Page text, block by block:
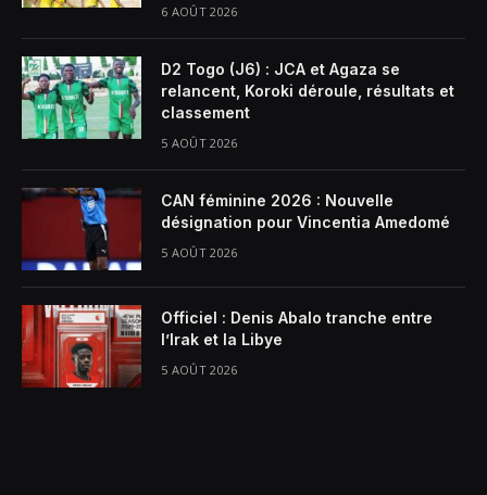
6 AOÛT 2026
D2 Togo (J6) : JCA et Agaza se
relancent, Koroki déroule, résultats et
classement
5 AOÛT 2026
CAN féminine 2026 : Nouvelle
désignation pour Vincentia Amedomé
5 AOÛT 2026
Officiel : Denis Abalo tranche entre
l’Irak et la Libye
5 AOÛT 2026